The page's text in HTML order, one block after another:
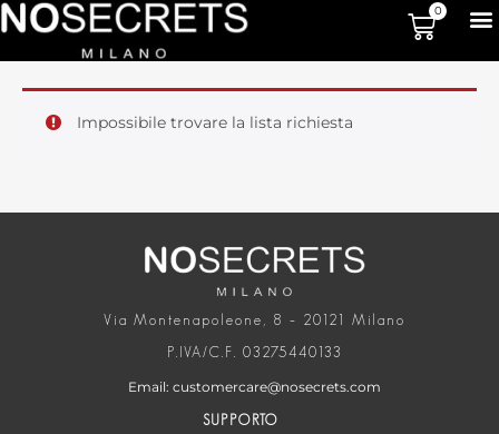
0
Impossibile trovare la lista richiesta
Via Montenapoleone, 8 – 20121 Milano
P.IVA/C.F. 03275440133
Email: customercare@nosecrets.com
SUPPORTO